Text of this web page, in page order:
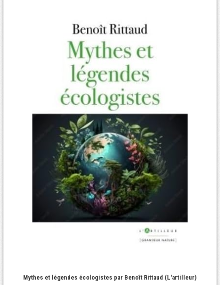
Mythes et légendes écologistes par Benoît Rittaud (L'artilleur)